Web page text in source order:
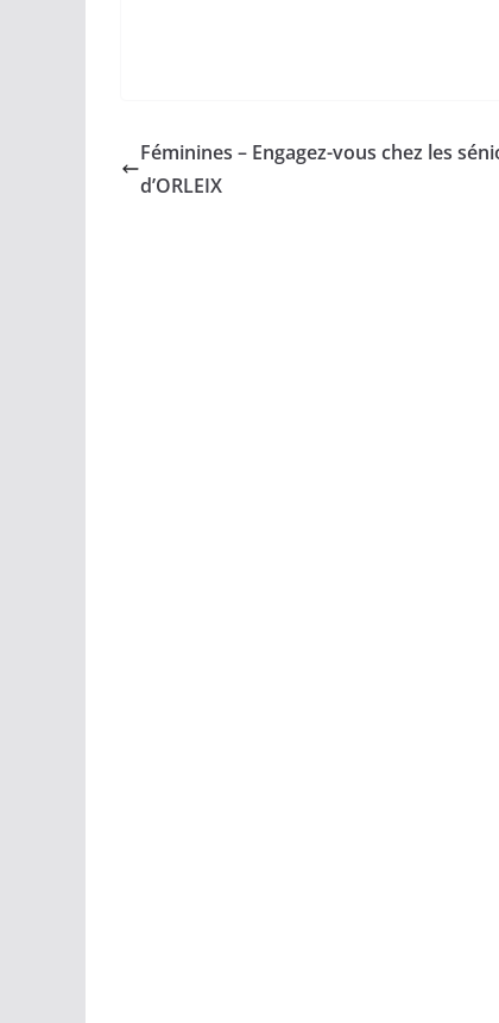
Féminines – Engagez-vous chez les
d’ORLEIX